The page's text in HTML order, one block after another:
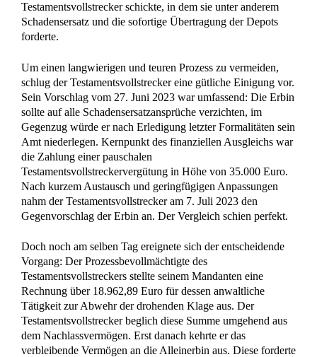
Testamentsvollstrecker schickte, in dem sie unter anderem
Schadensersatz und die sofortige Übertragung der Depots
forderte.
Um einen langwierigen und teuren Prozess zu vermeiden,
schlug der Testamentsvollstrecker eine gütliche Einigung vor.
Sein Vorschlag vom 27. Juni 2023 war umfassend: Die Erbin
sollte auf alle Schadensersatzansprüche verzichten, im
Gegenzug würde er nach Erledigung letzter Formalitäten sein
Amt niederlegen. Kernpunkt des finanziellen Ausgleichs war
die Zahlung einer pauschalen
Testamentsvollstreckervergütung in Höhe von 35.000 Euro.
Nach kurzem Austausch und geringfügigen Anpassungen
nahm der Testamentsvollstrecker am 7. Juli 2023 den
Gegenvorschlag der Erbin an. Der Vergleich schien perfekt.
Doch noch am selben Tag ereignete sich der entscheidende
Vorgang: Der Prozessbevollmächtigte des
Testamentsvollstreckers stellte seinem Mandanten eine
Rechnung über 18.962,89 Euro für dessen anwaltliche
Tätigkeit zur Abwehr der drohenden Klage aus. Der
Testamentsvollstrecker beglich diese Summe umgehend aus
dem Nachlassvermögen. Erst danach kehrte er das
verbleibende Vermögen an die Alleinerbin aus. Diese forderte